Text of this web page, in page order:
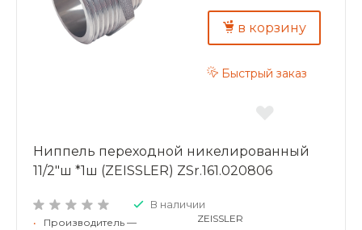
в корзину
Быстрый заказ
Ниппель переходной никелированный
11/2"ш *1ш (ZEISSLER) ZSr.161.020806
В наличии
• Производитель — ZEISSLER